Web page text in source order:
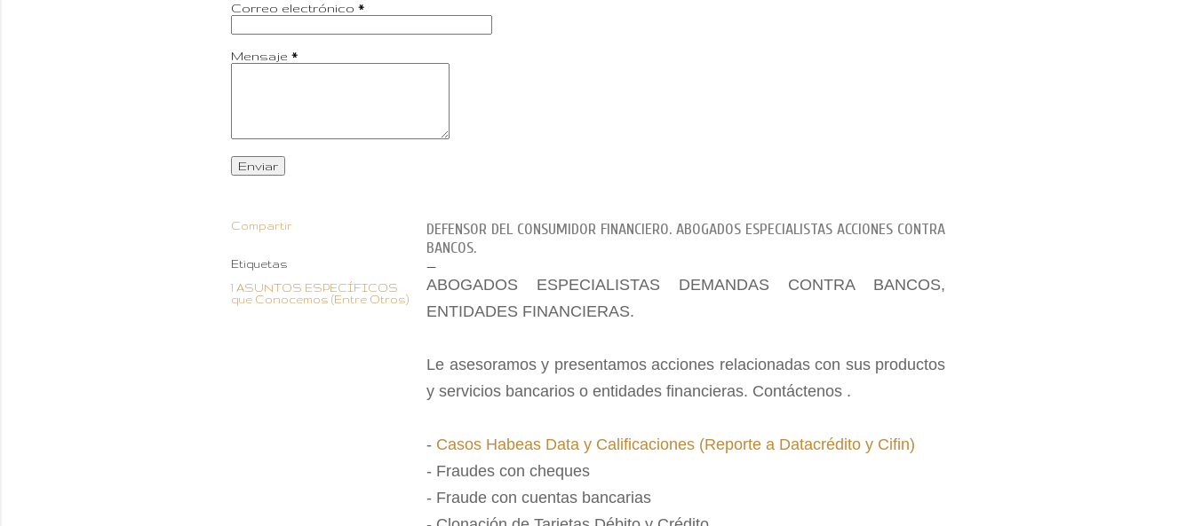
Correo electrónico *
Mensaje *
Compartir
Etiquetas
1 ASUNTOS ESPECÍFICOS
que Conocemos (Entre Otros)
DEFENSOR DEL CONSUMIDOR FINANCIERO. ABOGADOS ESPECIALISTAS ACCIONES CONTRA
BANCOS.
ABOGADOS ESPECIALISTAS DEMANDAS CONTRA BANCOS,
ENTIDADES FINANCIERAS.
Le asesoramos y presentamos acciones relacionadas con sus productos
y servicios bancarios o entidades financieras. Contáctenos .
- Casos Habeas Data y Calificaciones (Reporte a Datacrédito y Cifin)
- Fraudes con cheques
- Fraude con cuentas bancarias